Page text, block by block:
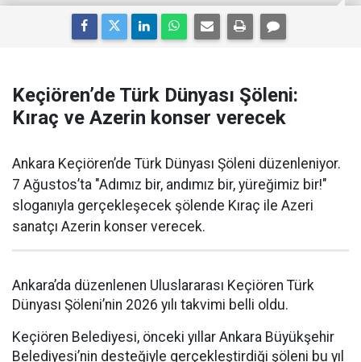
Keçiören’de Türk Dünyası Şöleni:
Kıraç ve Azerin konser verecek
Ankara Keçiören’de Türk Dünyası Şöleni düzenleniyor.
7 Ağustos’ta "Adımız bir, andımız bir, yüreğimiz bir!"
sloganıyla gerçekleşecek şölende Kıraç ile Azeri
sanatçı Azerin konser verecek.
Ankara’da düzenlenen Uluslararası Keçiören Türk
Dünyası Şöleni’nin 2026 yılı takvimi belli oldu.
Keçiören Belediyesi, önceki yıllar Ankara Büyükşehir
Belediyesi’nin desteğiyle gerçekleştirdiği şöleni bu yıl